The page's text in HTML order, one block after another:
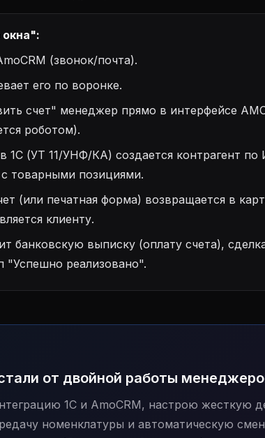
(звонок/почта).
его по воронке.
счет" менеджер прямо в интерфейсе
роботом).
1С (УТ 11/УНФ/КА) создается контрагент
товарными позициями.
(или печатная форма) возвращается в
клиенту.
банковскую выписку (оплату счета),
"Успешно реализовано".
от двойной работы
1С и AmoCRM, настрою жесткую
номенклатуры и автоматическую